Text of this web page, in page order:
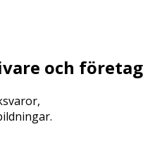
och företag